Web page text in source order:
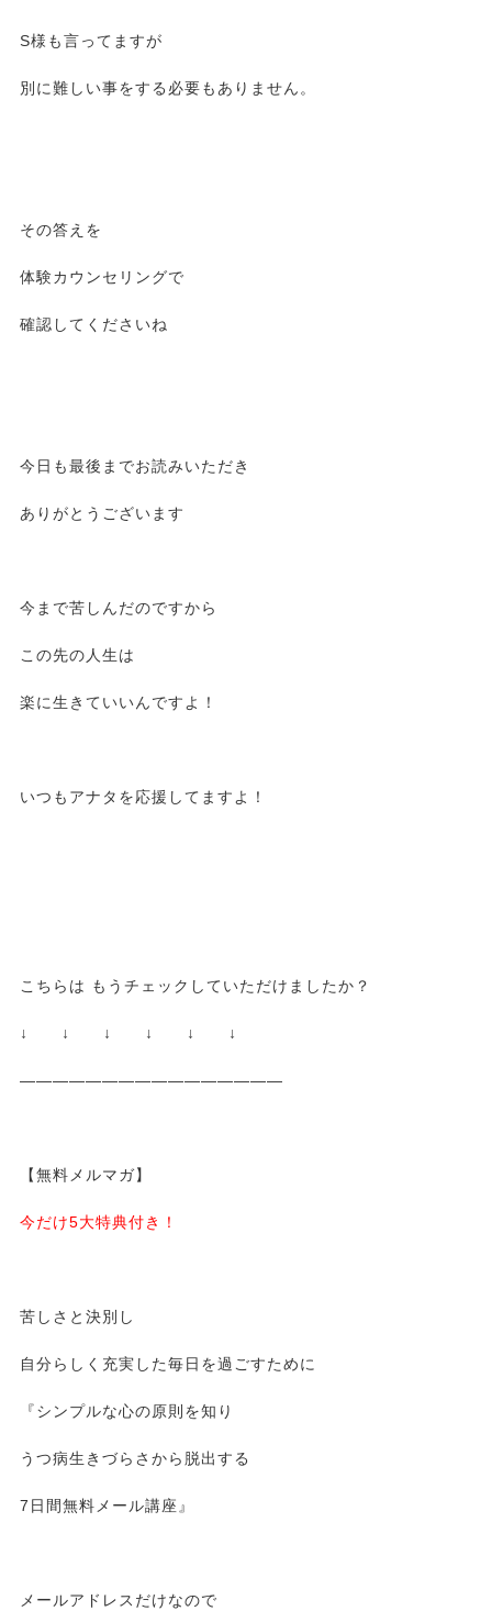
S様も言ってますが
別に難しい事をする必要もありません。
その答えを
体験カウンセリングで
確認してくださいね
今日も最後までお読みいただき
ありがとうございます
今まで苦しんだのですから
この先の人生は
楽に生きていいんですよ！
いつもアナタを応援してますよ！
こちらは もうチェックしていただけましたか？
↓ ↓ ↓ ↓ ↓ ↓
————————————————
【無料メルマガ】
今だけ5大特典付き！
苦しさと決別し
自分らしく充実した毎日を過ごすために
『シンプルな心の原則を知り
うつ病生きづらさから脱出する
7日間無料メール講座』
メールアドレスだけなので